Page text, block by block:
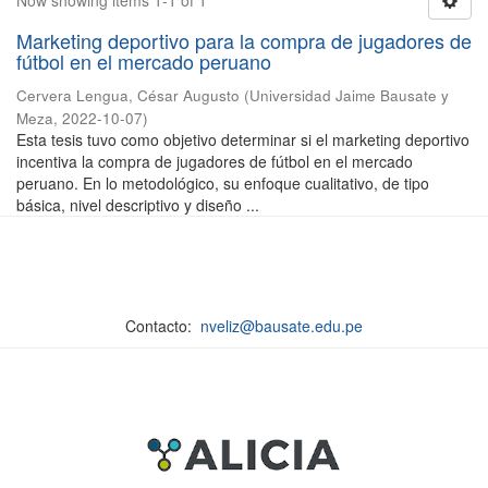
Marketing deportivo para la compra de jugadores de
fútbol en el mercado peruano
Cervera Lengua, César Augusto (Universidad Jaime Bausate y
Meza, 2022-10-07)
Esta tesis tuvo como objetivo determinar si el marketing deportivo
incentiva la compra de jugadores de fútbol en el mercado
peruano. En lo metodológico, su enfoque cualitativo, de tipo
básica, nivel descriptivo y diseño ...
Contacto: nveliz@bausate.edu.pe